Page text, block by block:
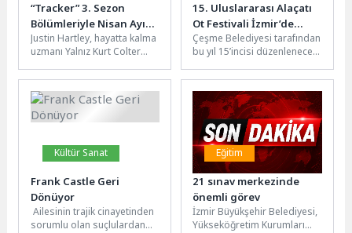
“Tracker” 3. Sezon
Bölümleriyle Nisan Ayı
Boyunca Her Pazar
20.30’da FX
Ekranlarında!
Justin Hartley, hayatta kalma
uzmanı Yalnız Kurt Colter
Geçen sezonun bomba...
15. Uluslararası Alaçatı
Ot Festivali İzmir’de
tanıtıldı: “Köklerden
Dünyaya” yolculuk
başlıyor
Çeşme Belediyesi tarafından
bu yıl 15’incisi düzenlenecek
statü kazanan Alaçatı...
Kültür Sanat
Frank Castle Geri
Dönüyor
Ailesinin trajik cinayetinden
sorumlu olan suçlulardan
Eğitim
21 sınav merkezinde
önemli görev
İzmir Büyükşehir Belediyesi,
Yükseköğretim Kurumları